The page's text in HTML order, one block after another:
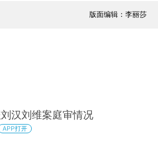
版面编辑：李丽莎
汉刘维案庭审情况
APP打开